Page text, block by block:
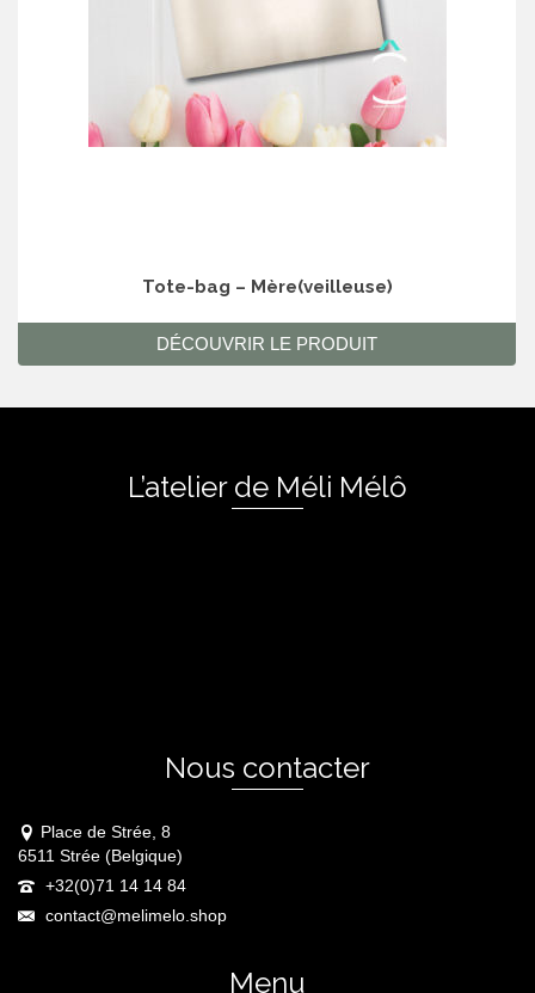
Tote-bag – Mère(veilleuse)
DÉCOUVRIR LE PRODUIT
L’atelier de Méli Mélô
Nous contacter
Place de Strée, 8
6511 Strée (Belgique)
+32(0)71 14 14 84
contact@melimelo.shop
Menu